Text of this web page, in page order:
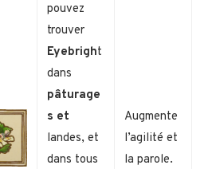
pouvez
trouver
Eyebright
dans
pâturage
s et
landes, et
dans tous
Augmente
l’agilité et
la parole.